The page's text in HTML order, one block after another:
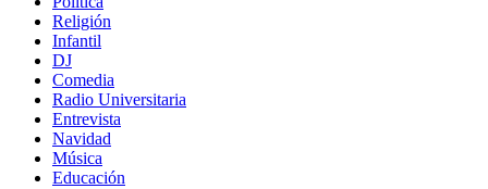
Religión
Infantil
DJ
Comedia
Radio Universitaria
Entrevista
Navidad
Música
Educación